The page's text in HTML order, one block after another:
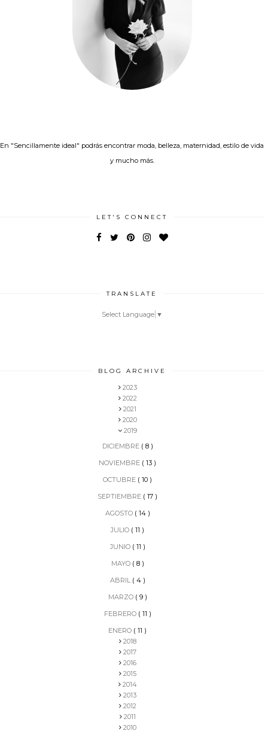
En "Sencillamente ideal" podrás encontrar moda, belleza, maternidad, estilo de vida
y mucho más.
LET'S CONNECT
TRANSLATE
Select Language ▼
BLOG ARCHIVE
2023
2022
2021
2020
2019
DICIEMBRE ( 8 )
NOVIEMBRE ( 13 )
OCTUBRE ( 10 )
SEPTIEMBRE ( 17 )
AGOSTO ( 14 )
JULIO ( 11 )
JUNIO ( 11 )
MAYO ( 8 )
ABRIL ( 4 )
MARZO ( 9 )
FEBRERO ( 11 )
ENERO ( 11 )
2018
2017
2016
2015
2014
2013
2012
2011
2010